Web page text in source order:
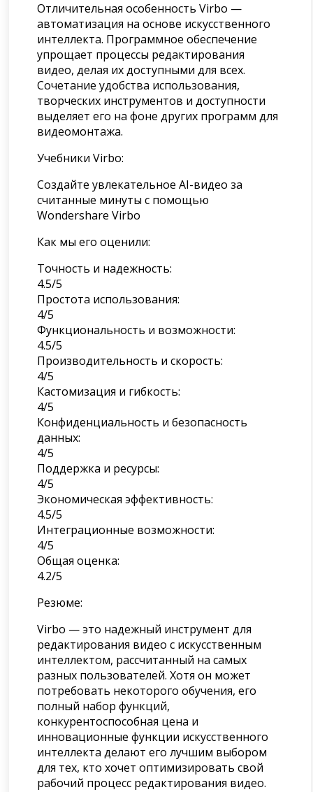
Отличительная особенность Virbo —
автоматизация на основе искусственного
интеллекта. Программное обеспечение
упрощает процессы редактирования
видео, делая их доступными для всех.
Сочетание удобства использования,
творческих инструментов и доступности
выделяет его на фоне других программ для
видеомонтажа.
Учебники Virbo:
Создайте увлекательное AI-видео за
считанные минуты с помощью
Wondershare Virbo
Как мы его оценили:
Точность и надежность:
4.5/5
Простота использования:
4/5
Функциональность и возможности:
4.5/5
Производительность и скорость:
4/5
Кастомизация и гибкость:
4/5
Конфиденциальность и безопасность
данных:
4/5
Поддержка и ресурсы:
4/5
Экономическая эффективность:
4.5/5
Интеграционные возможности:
4/5
Общая оценка:
4.2/5
Резюме:
Virbo — это надежный инструмент для
редактирования видео с искусственным
интеллектом, рассчитанный на самых
разных пользователей. Хотя он может
потребовать некоторого обучения, его
полный набор функций,
конкурентоспособная цена и
инновационные функции искусственного
интеллекта делают его лучшим выбором
для тех, кто хочет оптимизировать свой
рабочий процесс редактирования видео.